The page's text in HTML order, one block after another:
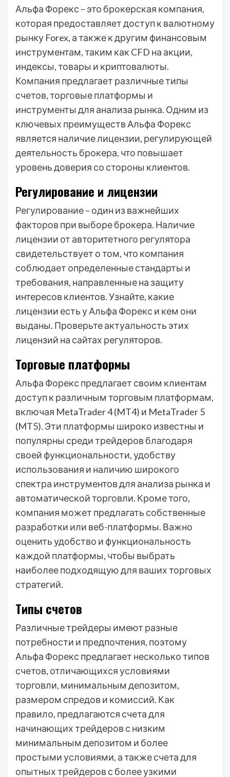
Альфа Форекс – это брокерская компания,
которая предоставляет доступ к валютному
рынку Forex, а также к другим финансовым
инструментам, таким как CFD на акции,
индексы, товары и криптовалюты.
Компания предлагает различные типы
счетов, торговые платформы и
инструменты для анализа рынка. Одним из
ключевых преимуществ Альфа Форекс
является наличие лицензии, регулирующей
деятельность брокера, что повышает
уровень доверия со стороны клиентов.
Регулирование и лицензии
Регулирование – один из важнейших
факторов при выборе брокера. Наличие
лицензии от авторитетного регулятора
свидетельствует о том, что компания
соблюдает определенные стандарты и
требования, направленные на защиту
интересов клиентов. Узнайте, какие
лицензии есть у Альфа Форекс и кем они
выданы. Проверьте актуальность этих
лицензий на сайтах регуляторов.
Торговые платформы
Альфа Форекс предлагает своим клиентам
доступ к различным торговым платформам,
включая MetaTrader 4 (MT4) и MetaTrader 5
(MT5). Эти платформы широко известны и
популярны среди трейдеров благодаря
своей функциональности, удобству
использования и наличию широкого
спектра инструментов для анализа рынка и
автоматической торговли. Кроме того,
компания может предлагать собственные
разработки или веб-платформы. Важно
оценить удобство и функциональность
каждой платформы, чтобы выбрать
наиболее подходящую для ваших торговых
стратегий.
Типы счетов
Различные трейдеры имеют разные
потребности и предпочтения, поэтому
Альфа Форекс предлагает несколько типов
счетов, отличающихся условиями
торговли, минимальным депозитом,
размером спредов и комиссий. Как
правило, предлагаются счета для
начинающих трейдеров с низким
минимальным депозитом и более
простыми условиями, а также счета для
опытных трейдеров с более узкими